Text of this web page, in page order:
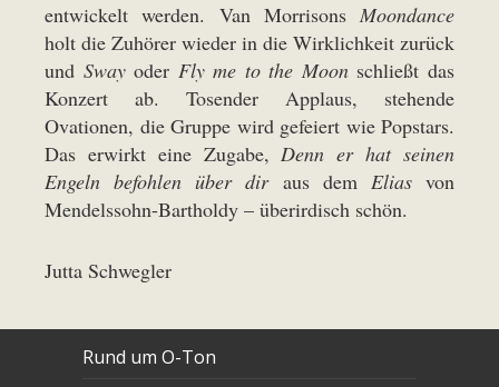
entwickelt werden. Van Morrisons Moondance
holt die Zuhörer wieder in die Wirklichkeit zurück
und Swayoder Fly me to the Moon schließt das
Konzert ab. Tosender Applaus, stehende
Ovationen, die Gruppe wird gefeiert wie Popstars.
Das erwirkt eine Zugabe,Denn er hat seinen
Engeln befohlen über diraus dem Eliasvon
Mendelssohn-Bartholdy – überirdisch schön.
Jutta Schwegler
Rund um O-Ton